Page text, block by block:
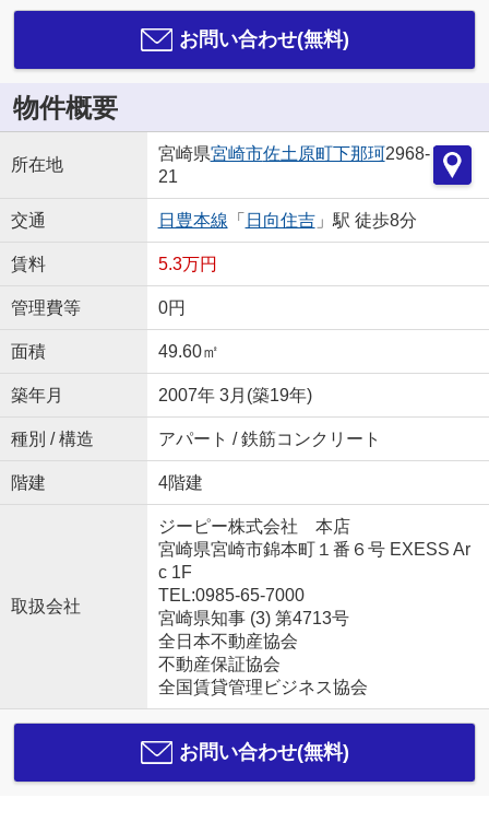
お問い合わせ(無料)
物件概要
所在地
宮崎県宮崎市佐土原町下那珂2968-
21
交通 日豊本線 「 日向住吉」駅 徒歩8分
賃料 5.3万円
管理費等 0円
面積 49.60㎡
築年月 2007年 3月(築19年)
種別 / 構造 アパート / 鉄筋コンクリート
階建 4階建
取扱会社
ジーピー株式会社 本店
宮崎県宮崎市錦本町１番６号 EXESS Ar
c 1F
TEL:0985-65-7000
宮崎県知事 (3) 第4713号
全日本不動産協会
不動産保証協会
全国賃貸管理ビジネス協会
お問い合わせ(無料)